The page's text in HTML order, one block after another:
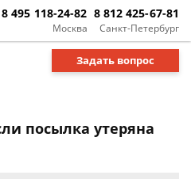
Москва
8 495 118-24-82
Санкт-Петербург
8 812 425-67-81
Задать вопрос
посылка утеряна